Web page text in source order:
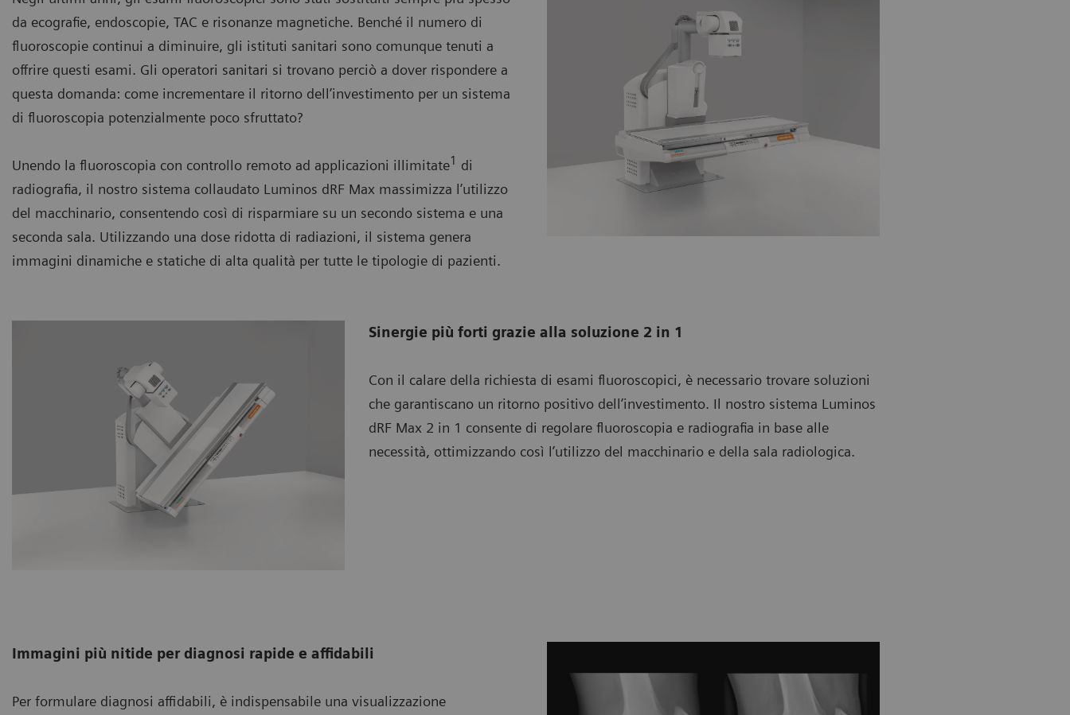
da ecografie, endoscopie, TAC e risonanze magnetiche. Benché il numero di
fluoroscopie continui a diminuire, gli istituti sanitari sono comunque tenuti a
offrire questi esami. Gli operatori sanitari si trovano perciò a dover rispondere a
questa domanda: come incrementare il ritorno dell’investimento per un sistema
di fluoroscopia potenzialmente poco sfruttato?
Unendo la fluoroscopia con controllo remoto ad applicazioni illimitate1
di
radiografia, il nostro sistema collaudato Luminos dRF Max massimizza l’utilizzo
del macchinario, consentendo così di risparmiare su un secondo sistema e una
seconda sala. Utilizzando una dose ridotta di radiazioni, il sistema genera
immagini dinamiche e statiche di alta qualità per tutte le tipologie di pazienti.
Sinergie più forti grazie alla soluzione 2 in 1
Con il calare della richiesta di esami fluoroscopici, è necessario trovare soluzioni
che garantiscano un ritorno positivo dell’investimento. Il nostro sistema Luminos
dRF Max 2 in 1 consente di regolare fluoroscopia e radiografia in base alle
necessità, ottimizzando così l’utilizzo del macchinario e della sala radiologica.
Immagini più nitide per diagnosi rapide e affidabili
Per formulare diagnosi affidabili, è indispensabile una visualizzazione